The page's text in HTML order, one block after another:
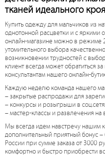
тканей идеального кроя
Купить одежду для мальчиков из
однотонной расцветки и с
онлайн-магазине можно в режиме
утомительного выбора
возникновении трудностей с
клиент всегда может обратиться
консультантам нашего онлайн-
Каждую неделю команда нашего
– закрытые распродажи для
– конкурсы и розыгрыши в
– мастер-классы и развлечения на
Мы всегда идем навстречу нашим
дополнительный приятный бонус
России при сумме заказа от 3000
комфортно и быстро приобрести